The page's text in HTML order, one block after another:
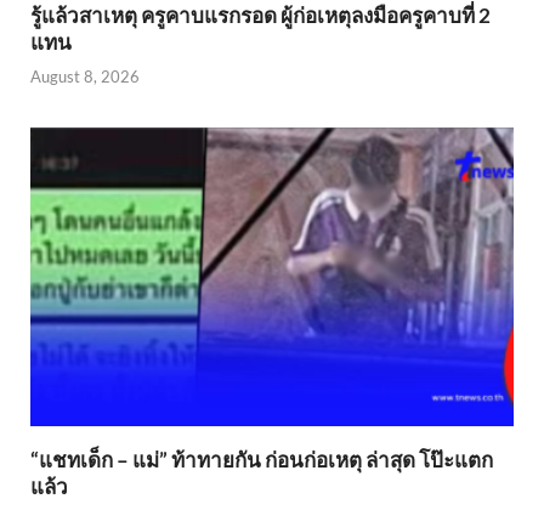
รู้แล้วสาเหตุ ครูคาบแรกรอด ผู้ก่อเหตุลงมือครูคาบที่ 2
แทน
August 8, 2026
“แชทเด็ก – แม่” ท้าทายกัน ก่อนก่อเหตุ ล่าสุด โป๊ะแตก
แล้ว